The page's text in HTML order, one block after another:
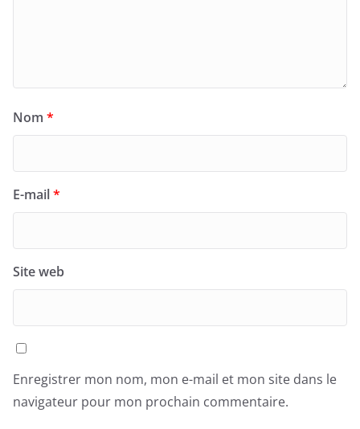
Nom *
E-mail*
Site web
Enregistrer mon nom, mon e-mail et mon site dans le
navigateur pour mon prochain commentaire.